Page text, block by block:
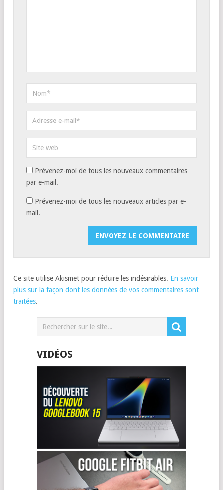
Prévenez-moi de tous les nouveaux commentaires
par e-mail.
Prévenez-moi de tous les nouveaux articles par e-
mail.
Ce site utilise Akismet pour réduire les indésirables. En savoir
plus sur la façon dont les données de vos commentaires sont
traitées.
VIDÉOS